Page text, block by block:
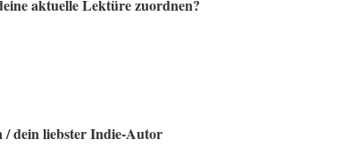
aktuelle Lektüre zuordnen?
/ dein liebster Indie-Autor